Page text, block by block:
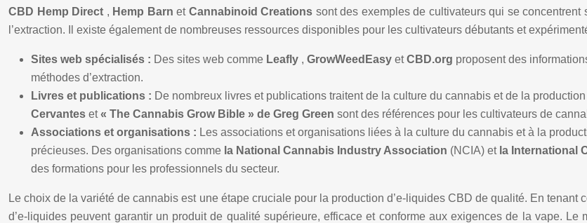
CBD Hemp Direct , Hemp Barnet Cannabinoid Creations sont des exemples de cultivateurs qui se
l’extraction. Il existe également de nombreuses ressources disponibles pour les cultivateurs débutants et
Sites web spécialisés : Des sites web comme Leafly , GrowWeedEasy etCBD.org proposent des
méthodes d’extraction.
Livres et publications : De nombreux livres et publications traitent de la culture du cannabis et de la
Cervantes et« The Cannabis Grow Bible » de Greg Green sont des références pour les cultivateurs de
Associations et organisations : Les associations et organisations liées à la culture du cannabis et à la
précieuses. Des organisations comme la National Cannabis Industry Association (NCIA) et la International
des formations pour les professionnels du secteur.
Le choix de la variété de cannabis est une étape cruciale pour la production d’e-liquides CBD de qualité. En
d’e-liquides peuvent garantir un produit de qualité supérieure, efficace et conforme aux exigences de la vape.